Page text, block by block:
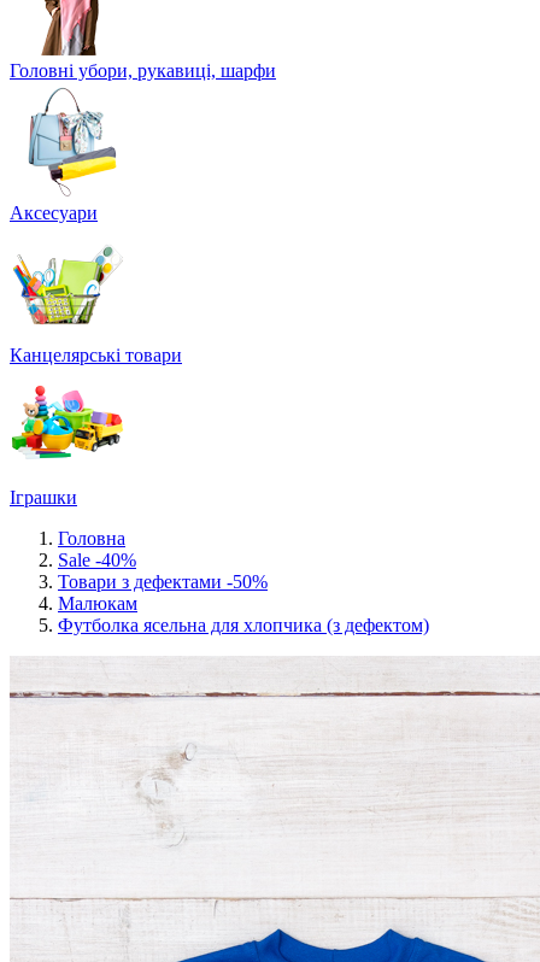
Головні убори, рукавиці, шарфи
Аксесуари
Канцелярські товари
Іграшки
Головна
Sale -40%
Товари з дефектами -50%
Малюкам
Футболка ясельна для хлопчика (з дефектом)